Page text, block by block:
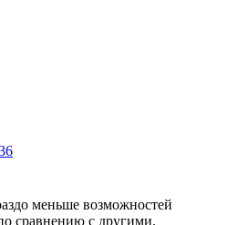
меньше возможностей
сравнению с другими.